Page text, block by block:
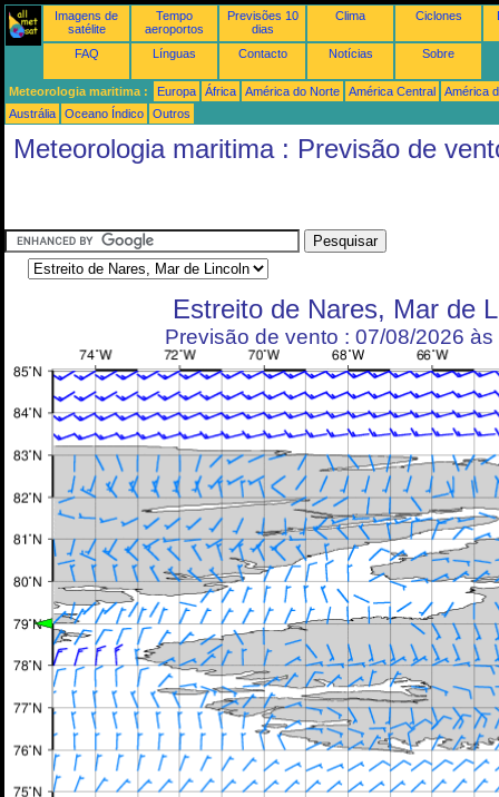
Imagens de
satélite
Tempo
aeroportos
Previsões 10
dias
Clima Ciclones
FAQ Línguas Contacto Notícias Sobre
Meteorologia maritima : Europa África América do Norte América Central
América
Austrália
Oceano Índico Outros
Meteorologia maritima : Previsão de
Estreito de Nares, Mar de
Previsão de vento : 07/08/2026 às